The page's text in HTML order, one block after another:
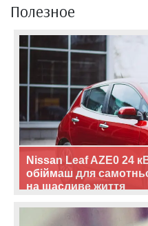
Полезное
Nissan Leaf AZE0 24
обіймаш для
на щасливе життя